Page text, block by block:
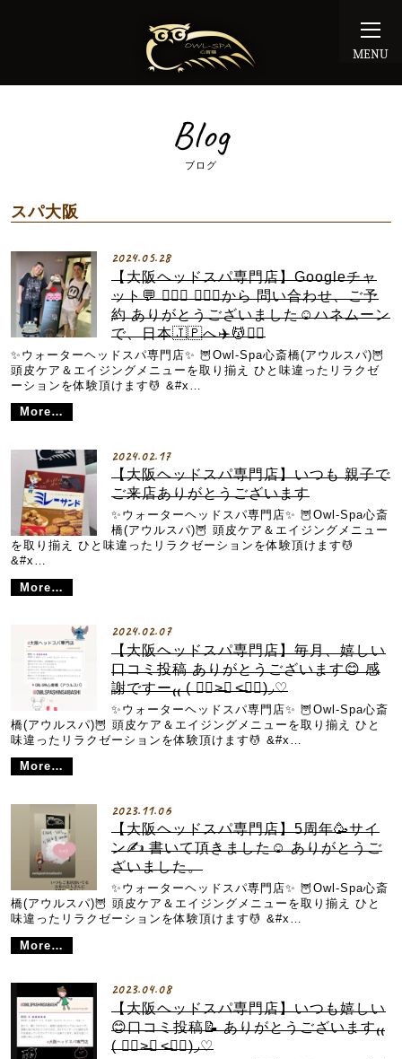
MENU
Blog
ブログ
スパ大阪
2024.05.28
【大阪ヘッドスパ専門店】Googleチャ
ット💬 💆🏼‍♀️ 💆🏻‍♂️から 問い合わせ、ご予
約 ありがとうございました☺️ハネムーン
で、日本🇯🇵へ✈️💆💆‍♀️
✨ウォーターヘッドスパ専門店✨ 🦉Owl-Spa心斎橋(アウルスパ)🦉
頭皮ケア＆エイジングメニューを取り揃え ひと味違ったリラクゼ
ーションを体験頂けます💆 &#x…
More…
2024.02.17
【大阪ヘッドスパ専門店】いつも 親子で
ご来店ありがとうございます
✨ウォーターヘッドスパ専門店✨ 🦉Owl-Spa心斎
橋(アウルスパ)🦉 頭皮ケア＆エイジングメニュー
を取り揃え ひと味違ったリラクゼーションを体験頂けます💆
&#x…
More…
2024.02.07
【大阪ヘッドスパ専門店】毎月、嬉しい
口コミ投稿 ありがとうございます😊 感
謝ですー₍₍ ( ๑॔˃̶◡ ˂̶๑॓)◞♡
✨ウォーターヘッドスパ専門店✨ 🦉Owl-Spa心斎
橋(アウルスパ)🦉 頭皮ケア＆エイジングメニューを取り揃え ひと
味違ったリラクゼーションを体験頂けます💆 &#x…
More…
2023.11.06
【大阪ヘッドスパ専門店】5周年🥳サイ
ン✍️ 書いて頂きました☺️ ありがとうご
ざいました。
✨ウォーターヘッドスパ専門店✨ 🦉Owl-Spa心斎
橋(アウルスパ)🦉 頭皮ケア＆エイジングメニューを取り揃え ひと
味違ったリラクゼーションを体験頂けます💆 &#x…
More…
2023.04.08
【大阪ヘッドスパ専門店】いつも嬉しい
😊口コミ投稿📝 ありがとうございます₍₍
( ๑॔˃̶◡ ˂̶๑॓)◞♡